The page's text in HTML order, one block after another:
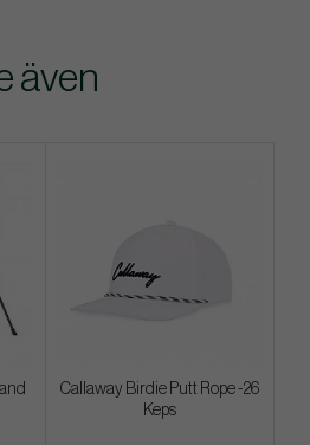
även
Callaway Birdie Putt Rope -26
Keps